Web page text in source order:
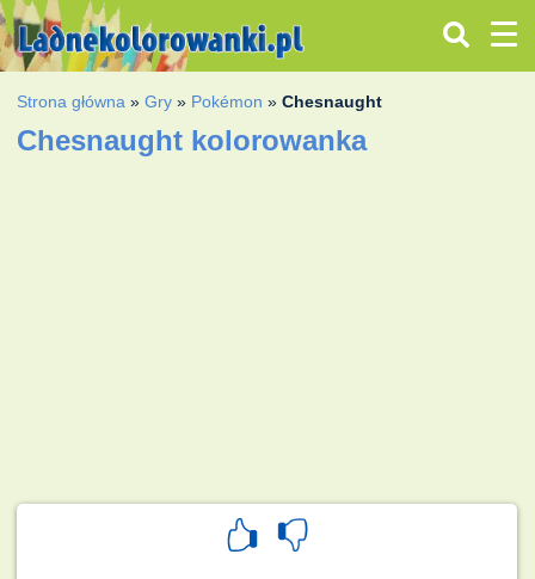
Strona główna »Gry » Pokémon »Chesnaught
Chesnaught kolorowanka